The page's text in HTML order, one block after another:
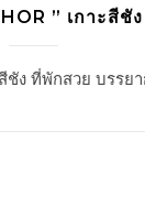
” เกาะสีชัง
ชัง ที่พักสวย บรรย